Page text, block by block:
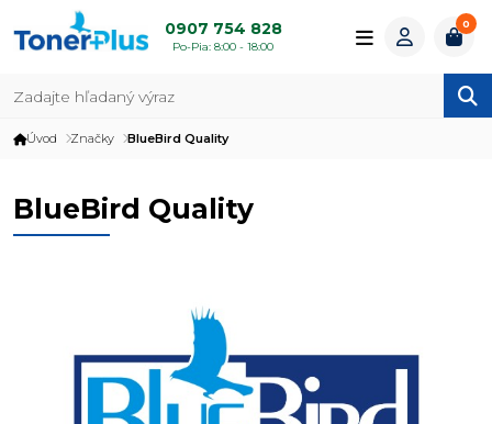
0907 754 828
Po-Pia: 8:00 - 18:00
0
Úvod Značky BlueBird Quality
BlueBird Quality